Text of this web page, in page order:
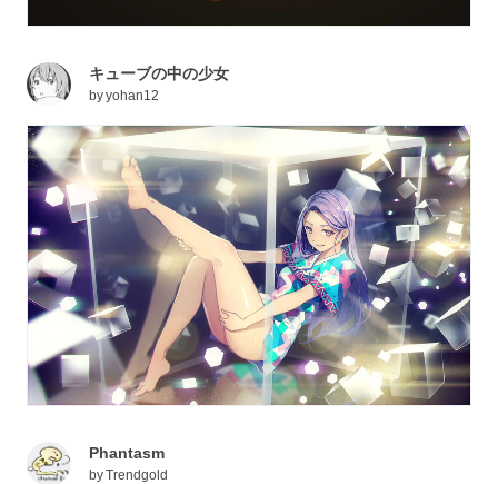
キューブの中の少女
byyohan12
Phantasm
byTrendgold